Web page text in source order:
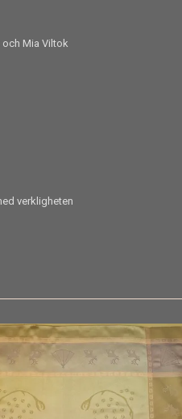
och Mia Viltok
verkligheten